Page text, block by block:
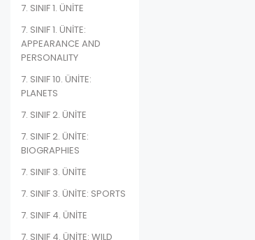
7. SINIF 1. ÜNİTE
7. SINIF 1. ÜNİTE:
APPEARANCE AND
PERSONALITY
7. SINIF 10. ÜNİTE:
PLANETS
7. SINIF 2. ÜNİTE
7. SINIF 2. ÜNİTE:
BIOGRAPHIES
7. SINIF 3. ÜNİTE
7. SINIF 3. ÜNİTE: SPORTS
7. SINIF 4. ÜNİTE
7. SINIF 4. ÜNİTE: WILD